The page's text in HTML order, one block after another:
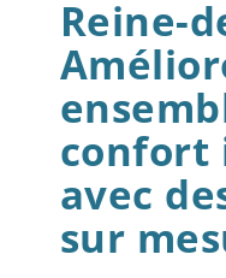
Reine-
confort
avec
sur